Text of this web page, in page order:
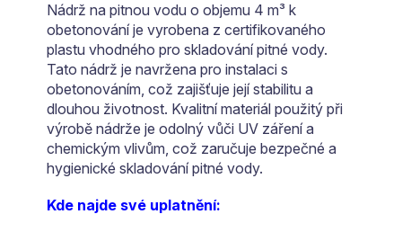
Nádrž na pitnou vodu o objemu 4 m³ k
obetonování je vyrobena z certifikovaného
plastu vhodného pro skladování pitné vody.
Tato nádrž je navržena pro instalaci s
obetonováním, což zajišťuje její stabilitu a
dlouhou životnost. Kvalitní materiál použitý při
výrobě nádrže je odolný vůči UV záření a
chemickým vlivům, což zaručuje bezpečné a
hygienické skladování pitné vody.
Kde najde své uplatnění: